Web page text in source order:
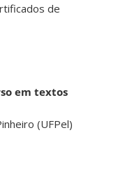
de
em textos
(UFPel)